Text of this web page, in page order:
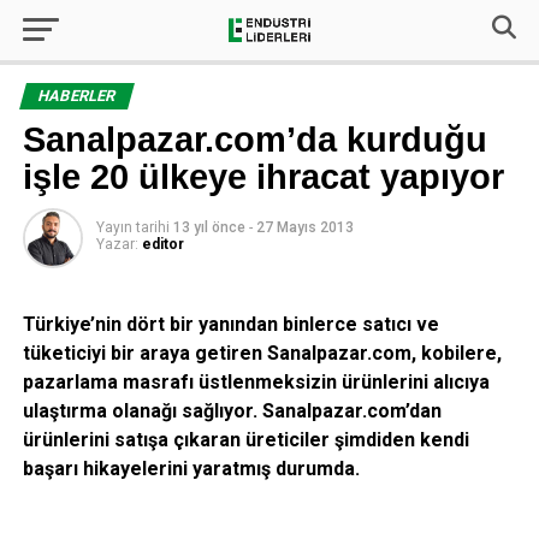
HABERLER
Sanalpazar.com’da kurduğu
işle 20 ülkeye ihracat yapıyor
Yayın tarihi 13 yıl önce - 27 Mayıs 2013
Yazar: editor
Türkiye’nin dört bir yanından binlerce satıcı ve
tüketiciyi bir araya getiren Sanalpazar.com, kobilere,
pazarlama masrafı üstlenmeksizin ürünlerini alıcıya
ulaştırma olanağı sağlıyor. Sanalpazar.com’dan
ürünlerini satışa çıkaran üreticiler şimdiden kendi
başarı hikayelerini yaratmış durumda.